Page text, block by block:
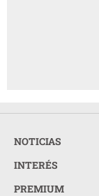
NOTICIAS
INTERÉS
PREMIUM